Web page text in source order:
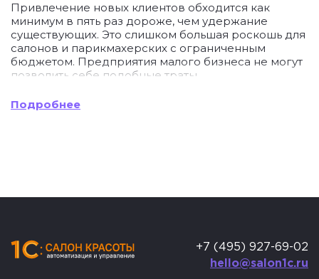
Привлечение новых клиентов обходится как
минимум в пять раз дороже, чем удержание
существующих. Это слишком большая роскошь для
салонов и парикмахерских с ограниченным
бюджетом. Предприятия малого бизнеса не могут
позволить себе подобные траты.
CRM — эффективный инструмент для повышения
Одна из ключевых опций CRM для парикмахерских
Подробнее
+7 (495) 927-69-02
hello@salon1c.ru